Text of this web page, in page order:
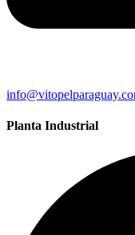
Planta Industrial